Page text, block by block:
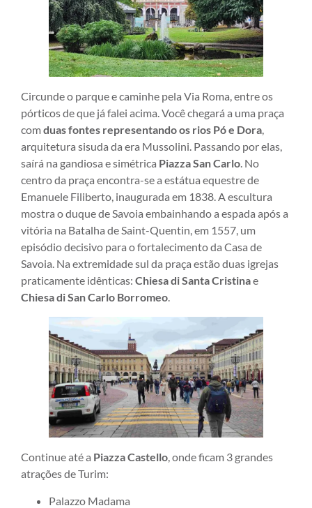
Circunde o parque e caminhe pela Via Roma, entre os
pórticos de que já falei acima. Você chegará a uma praça
comduas fontes representando os rios Pó e Dora,
arquitetura sisuda da era Mussolini. Passando por elas,
saírá na gandiosa e simétrica Piazza San Carlo. No
centro da praça encontra-se a estátua equestre de
Emanuele Filiberto, inaugurada em 1838. A escultura
mostra o duque de Savoia embainhando a espada após a
vitória na Batalha de Saint-Quentin, em 1557, um
episódio decisivo para o fortalecimento da Casa de
Savoia. Na extremidade sul da praça estão duas igrejas
praticamente idênticas: Chiesa di Santa Cristinae
Chiesa di San Carlo Borromeo.
Continue até a Piazza Castello, onde ficam 3 grandes
atrações de Turim:
Palazzo Madama